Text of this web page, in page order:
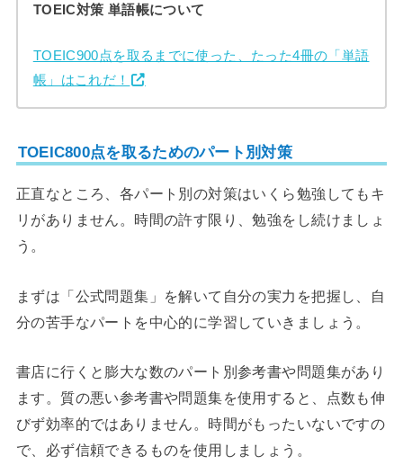
TOEIC対策 単語帳について
TOEIC900点を取るまでに使った、たった4冊の「単語
帳」はこれだ！
TOEIC800点を取るためのパート別対策
正直なところ、各パート別の対策はいくら勉強してもキ
リがありません。時間の許す限り、勉強をし続けましょ
う。
まずは「公式問題集」を解いて自分の実力を把握し、自
分の苦手なパートを中心的に学習していきましょう。
書店に行くと膨大な数のパート別参考書や問題集があり
ます。質の悪い参考書や問題集を使用すると、点数も伸
びず効率的ではありません。時間がもったいないですの
で、必ず信頼できるものを使用しましょう。